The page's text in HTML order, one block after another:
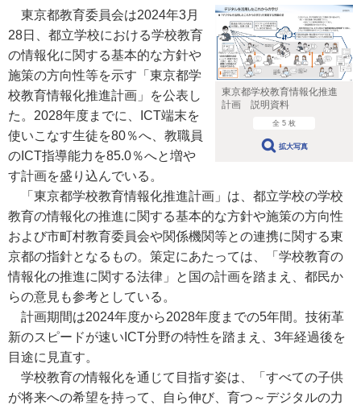
東京都学校教育情報化推進
計画 説明資料
全 5 枚
拡大写真
東京都教育委員会は2024年3月
28日、都立学校における学校教育
の情報化に関する基本的な方針や
施策の方向性等を示す「東京都学
校教育情報化推進計画」を公表し
た。2028年度までに、ICT端末を
使いこなす生徒を80％へ、教職員
のICT指導能力を85.0％へと増や
す計画を盛り込んでいる。
「東京都学校教育情報化推進計画」は、都立学校の学校
教育の情報化の推進に関する基本的な方針や施策の方向性
および市町村教育委員会や関係機関等との連携に関する東
京都の指針となるもの。策定にあたっては、「学校教育の
情報化の推進に関する法律」と国の計画を踏まえ、都民か
らの意見も参考としている。
計画期間は2024年度から2028年度までの5年間。技術革
新のスピードが速いICT分野の特性を踏まえ、3年経過後を
目途に見直す。
学校教育の情報化を通じて目指す姿は、「すべての子供
が将来への希望を持って、自ら伸び、育つ～デジタルの力